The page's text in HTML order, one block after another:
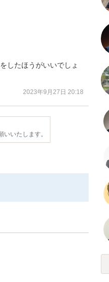
したほうがいいでしょ
2023年9月27日 20:18
いたします。